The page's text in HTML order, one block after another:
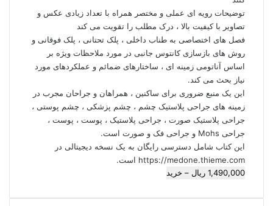
توضیحات رویه ای عملی و مختصر همراه با تعداد زیادی عکس و
تصاویر با کیفیت بالا ، درک مطلب را تقویت می کند
فصل های اختصاصی به طناب داخلی ، پلک تحتانی ، پلک فوقانی و
روش های بازسازی کانتوس جانبی در مورد ملاحظات ویژه بر
اساس آناتومی زمینه ای ، ساختارهای ضمائم و عملکردهای مورد
نیاز بحث می کند.
این یک منبع ضروری برای ساکنین ، همراهان و جراحان مجرب در
زمینه های جراحی پلاستیک چشم ، چشم پزشکی ، چشم پوستی ،
جراحی پلاستیک صورت ، جراحی پلاستیک ، پوست ، پوست ،
جراحی Mohs و جراحی فک و صورت است.
این کتاب شامل دسترسی رایگان به یک نسخه دیجیتالی در
https://medone.thieme.com است.
1,490,000 ریال – خرید